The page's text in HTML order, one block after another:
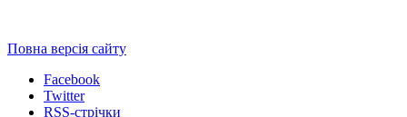
Повна версія сайту
Facebook
Twitter
RSS-стрічки